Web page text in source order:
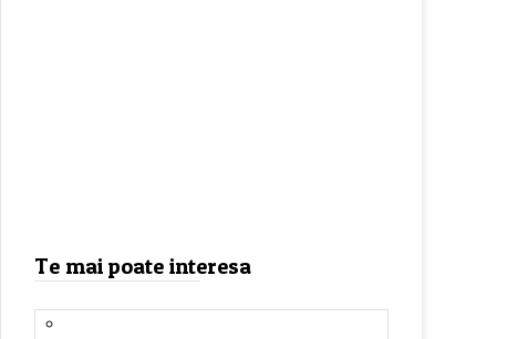
Te mai poate interesa